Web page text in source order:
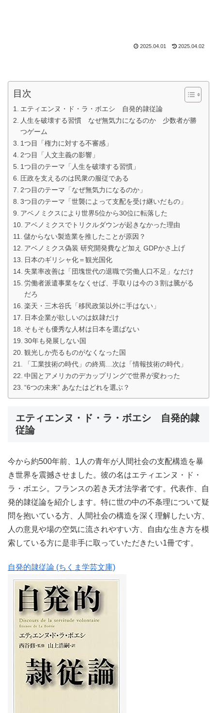
2025.04.01 2025.04.02
目次
エティエンヌ・ド・ラ・ボエシ 自発的隷従論
人生を破壊する習慣 なぜ無気力になるのか 少数者が勝
つゲーム
1つ目「権力に対する不審感」
2つ目「人文主義の影響」
1つ目のテーマ「人生を破壊する習慣」
圧政を支えるのは民衆の服従である
2つ目のテーマ「なぜ無気力になるのか」
3つ目のテーマ「世襲によって支配を受け継いだもの」
アベノミクスにより世界5位から30位に転落した
アベノミクスでトリクルダウンが起きなかった理由
儲からない製造業を推したことが原因？
アベノミクス偽装 研究開発費など加え GDPかさ上げ
日本のギリシャ化＝観光国化
失業率改善は「団塊世代の退職で労働人口不足」なだけ
労働者派遣事業をなくせば、手取りは今の３割は騰がる
だろ
楽天・三木谷氏「移民政策以外に手はない」
日本企業が欲しいのは奴隷だけ
そもそも優秀な人材は日本を選ばない
30年も発展しない国
観光しか売るものがなくなった国
「工業技術の時代」の終焉…次は「情報技術の時代」
中国とアメリカのデカップリングで世界が変わった
“6つの未来” あなたはどれを選ぶ？
エティエンヌ・ド・ラ・ボエシ 自発的隷
従論
今から約500年前、1人の青年が人間社会の支配構造を暴
き世界を震撼させました。彼の名はエティエンヌ・ド・
ラ・ボエシ。フランスの若き天才法学者です。代表作、自
発的隷従論を紹介します。特に世の中の不条理について疑
問を抱いている方、人間社会の構造を深く理解したい方、
人の意見や場の空気に流されやすい方、自由な生き方を模
索している方に是非手に取っていただきたい1冊です。
自発的隷従論 (ちくま学芸文庫)